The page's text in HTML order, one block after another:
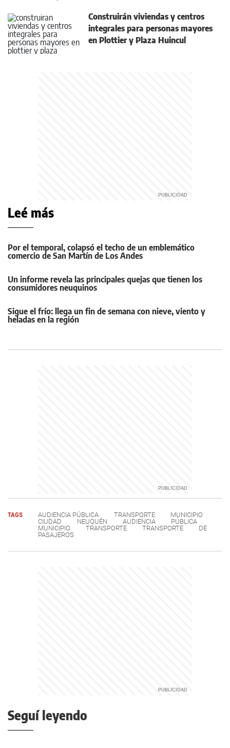
Construirán viviendas y centros
integrales para personas mayores
en Plottier y Plaza Huincul
Leé más
Por el temporal, colapsó el techo de un emblemático
comercio de San Martín de Los Andes
Un informe revela las principales quejas que tienen los
consumidores neuquinos
Sigue el frío: llega un fin de semana con nieve, viento y
heladas en la región
TAGS AUDIENCIA PÚBLICA TRANSPORTE
MUNICIPIO
CIUDAD
NEUQUÉN AUDIENCIA
PÚBLICA
MUNICIPIO
TRANSPORTE TRANSPORTE
DE
PASAJEROS
Seguí leyendo